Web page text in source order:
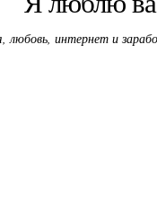
любовь, интернет и